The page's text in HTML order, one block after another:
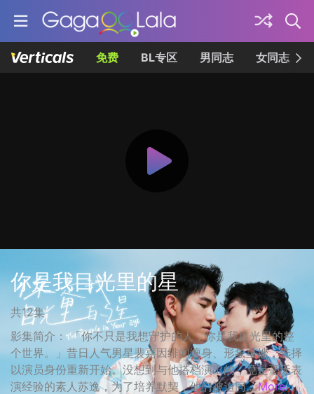
免费 BL专区 男同志 女同志
你是我目光里的星
共12集
影集简介： 「你不只是我想守护的人，你是我目光里的整
个世界。」昔日人气男星裴嘉因绯闻缠身、形象重挫，选择
以演员身份重新开始。没想到与他搭档演出的，竟是毫无表
演经验的素人苏逸，为了培养默契，他们被迫同... More